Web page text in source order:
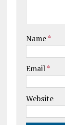
Name*
Email*
Website